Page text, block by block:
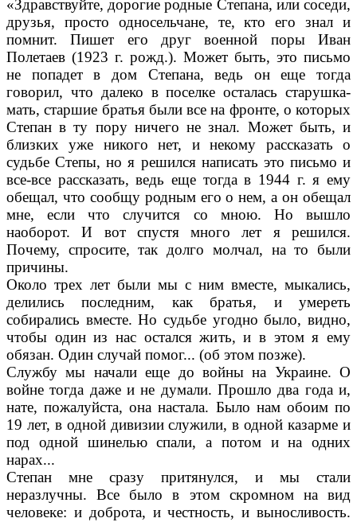
«Здравствуйте, дорогие родные Степана, или соседи,
друзья, просто односель­чане, те, кто его знал и
помнит. Пишет его друг военной поры Иван
Полетаев (1923 г. рожд.). Может быть, это письмо
не попадет в дом Сте­пана, ведь он еще тогда
говорил, что далеко в поселке осталась старушка-
мать, старшие бра­тья были все на фронте, о которых
Степан в ту пору ничего не знал. Может быть, и
близких уже никого нет, и некому рассказать о
судьбе Степы, но я решился написать это письмо и
все-все рассказать, ведь еще тогда в 1944 г. я ему
обещал, что сообщу родным его о нем, а он обещал
мне, если что случится со мною. Но вышло
наоборот. И вот спустя много лет я решился.
Почему, спросите, так долго молчал, на то были
причины.
Около трех лет были мы с ним вместе, мыка­лись,
делились последним, как братья, и уме­реть
собирались вместе. Но судьбе угодно было, видно,
чтобы один из нас остался жить, и в этом я ему
обязан. Один случай помог... (об этом позже).
Службу мы начали еще до войны на Украи­не. О
войне тогда даже и не думали. Прошло два года и,
нате, пожалуйста, она настала. Было нам обоим по
19 лет, в одной дивизии служили, в одной казарме и
под одной шине­лью спали, а потом и на одних
нарах...
Степан мне сразу притянулся, и мы стали
неразлучны. Все было в этом скромном на вид
человеке: и доброта, и честность, и выносли­вость.